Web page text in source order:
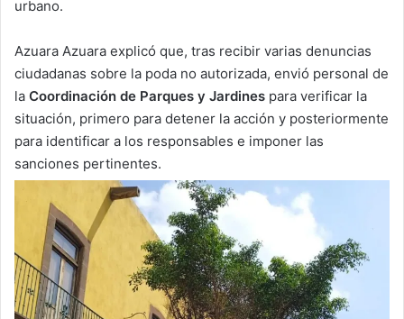
urbano.
Azuara Azuara explicó que, tras recibir varias denuncias
ciudadanas sobre la poda no autorizada, envió personal de
la Coordinación de Parques y Jardines para verificar la
situación, primero para detener la acción y posteriormente
para identificar a los responsables e imponer las
sanciones pertinentes.